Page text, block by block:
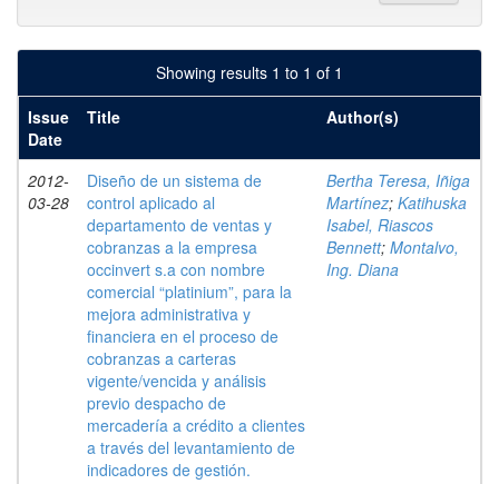
Showing results 1 to 1 of 1
Issue
Date
Title Author(s)
2012-
03-28
Diseño de un sistema de
control aplicado al
departamento de ventas y
cobranzas a la empresa
occinvert s.a con nombre
comercial “platinium”, para la
mejora administrativa y
financiera en el proceso de
cobranzas a carteras
vigente/vencida y análisis
previo despacho de
mercadería a crédito a clientes
a través del levantamiento de
indicadores de gestión.
Bertha Teresa, Iñiga
Martínez; Katihuska
Isabel, Riascos
Bennett; Montalvo,
Ing. Diana